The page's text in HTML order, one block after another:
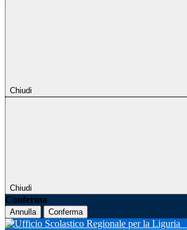
Chiudi
Chiudi
Conferma
Annulla Conferma